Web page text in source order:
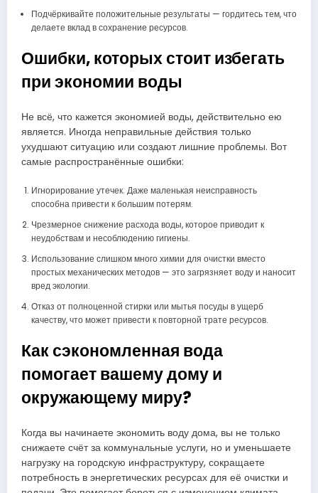
Подчёркивайте положительные результаты — гордитесь тем, что
делаете вклад в сохранение ресурсов.
Ошибки, которых стоит избегать
при экономии воды
Не всё, что кажется экономией воды, действительно ею
является. Иногда неправильные действия только
ухудшают ситуацию или создают лишние проблемы. Вот
самые распространённые ошибки:
Игнорирование утечек. Даже маленькая неисправность
способна привести к большим потерям.
Чрезмерное снижение расхода воды, которое приводит к
неудобствам и несоблюдению гигиены.
Использование слишком много химии для очистки вместо
простых механических методов — это загрязняет воду и наносит
вред экологии.
Отказ от полноценной стирки или мытья посуды в ущерб
качеству, что может привести к повторной трате ресурсов.
Как сэкономленная вода
помогает вашему дому и
окружающему миру?
Когда вы начинаете экономить воду дома, вы не только
снижаете счёт за коммунальные услуги, но и уменьшаете
нагрузку на городскую инфраструктуру, сокращаете
потребность в энергетических ресурсах для её очистки и